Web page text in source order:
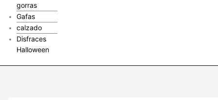
gorras
Gafas
calzado
Disfraces
Halloween